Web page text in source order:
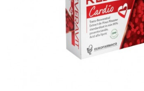
Altele-Suplimente alimentare